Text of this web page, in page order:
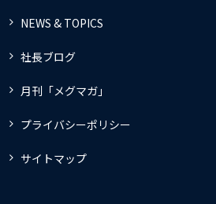
NEWS & TOPICS
社長ブログ
月刊「メグマガ」
プライバシーポリシー
サイトマップ